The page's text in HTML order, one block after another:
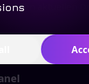
Ihren aktuellen
und